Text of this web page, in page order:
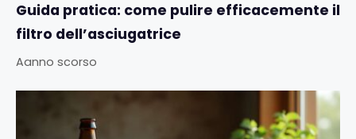
Guida pratica: come pulire efficacemente il
filtro dell’asciugatrice
Aanno scorso